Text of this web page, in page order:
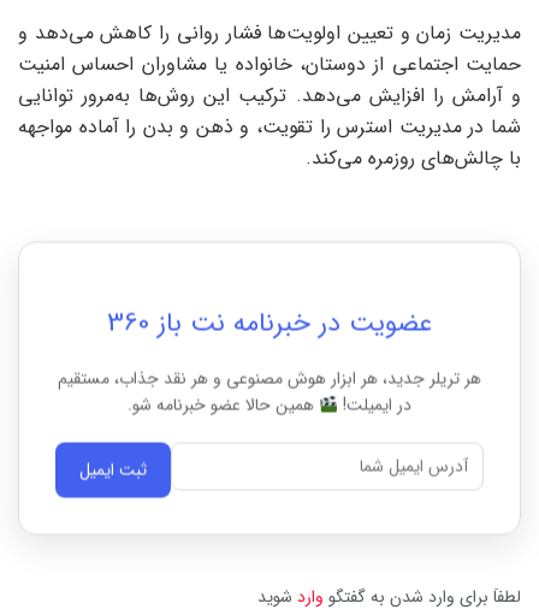
مدیریت زمان و تعیین اولویت‌ها فشار روانی را کاهش می‌دهد و
حمایت اجتماعی از دوستان، خانواده یا مشاوران احساس امنیت
و آرامش را افزایش می‌دهد. ترکیب این روش‌ها به‌مرور توانایی
شما در مدیریت استرس را تقویت، و ذهن و بدن را آماده مواجهه
با چالش‌های روزمره می‌کند.
عضویت در خبرنامه نت باز 360
هر تریلر جدید، هر ابزار هوش مصنوعی و هر نقد جذاب، مستقیم
در ایمیلت!
همین حالا عضو خبرنامه شو.
ثبت ایمیل
لطفاَ برای وارد شدن به گفتگو وارد شوید